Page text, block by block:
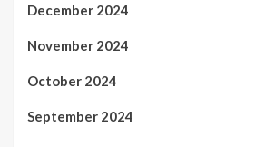
December 2024
November 2024
October 2024
September 2024